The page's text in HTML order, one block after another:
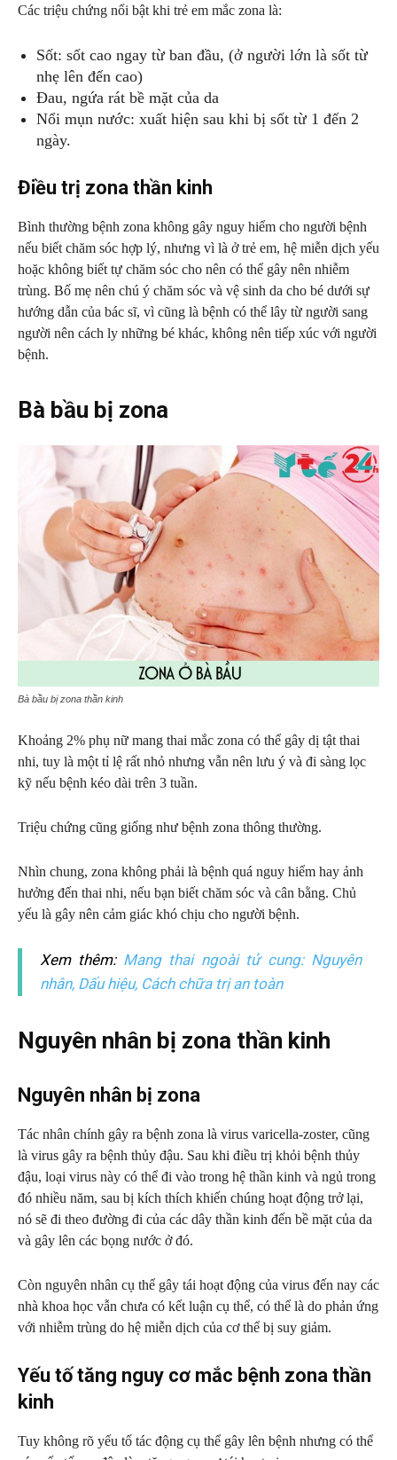
Các triệu chứng nổi bật khi trẻ em mắc zona là:
Sốt: sốt cao ngay từ ban đầu, (ở người lớn là sốt từ
nhẹ lên đến cao)
Đau, ngứa rát bề mặt của da
Nổi mụn nước: xuất hiện sau khi bị sốt từ 1 đến 2
ngày.
Điều trị zona thần kinh
Bình thường bệnh zona không gây nguy hiểm cho người bệnh
nếu biết chăm sóc hợp lý, nhưng vì là ở trẻ em, hệ miễn dịch yếu
hoặc không biết tự chăm sóc cho nên có thể gây nên nhiễm
trùng. Bố mẹ nên chú ý chăm sóc và vệ sinh da cho bé dưới sự
hướng dẫn của bác sĩ, vì cũng là bệnh có thể lây từ người sang
người nên cách ly những bé khác, không nên tiếp xúc với người
bệnh.
Bà bầu bị zona
Bà bầu bị zona thần kinh
Khoảng 2% phụ nữ mang thai mắc zona có thể gây dị tật thai
nhi, tuy là một tỉ lệ rất nhỏ nhưng vẫn nên lưu ý và đi sàng lọc
kỹ nếu bệnh kéo dài trên 3 tuần.
Triệu chứng cũng giống như bệnh zona thông thường.
Nhìn chung, zona không phải là bệnh quá nguy hiểm hay ảnh
hưởng đến thai nhi, nếu bạn biết chăm sóc và cân bằng. Chủ
yếu là gây nên cảm giác khó chịu cho người bệnh.
Xem thêm: Mang thai ngoài tử cung: Nguyên
nhân, Dấu hiệu, Cách chữa trị an toàn
Nguyên nhân bị zona thần kinh
Nguyên nhân bị zona
Tác nhân chính gây ra bệnh zona là virus varicella-zoster, cũng
là virus gây ra bệnh thủy đậu. Sau khi điều trị khỏi bệnh thủy
đậu, loại virus này có thể đi vào trong hệ thần kinh và ngủ trong
đó nhiều năm, sau bị kích thích khiến chúng hoạt động trở lại,
nó sẽ đi theo đường đi của các dây thần kinh đến bề mặt của da
và gây lên các bọng nước ở đó.
Còn nguyên nhân cụ thể gây tái hoạt động của virus đến nay các
nhà khoa học vẫn chưa có kết luận cụ thể, có thể là do phản ứng
với nhiễm trùng do hệ miễn dịch của cơ thể bị suy giảm.
Yếu tố tăng nguy cơ mắc bệnh zona thần
kinh
Tuy không rõ yếu tố tác động cụ thể gây lên bệnh nhưng có thể